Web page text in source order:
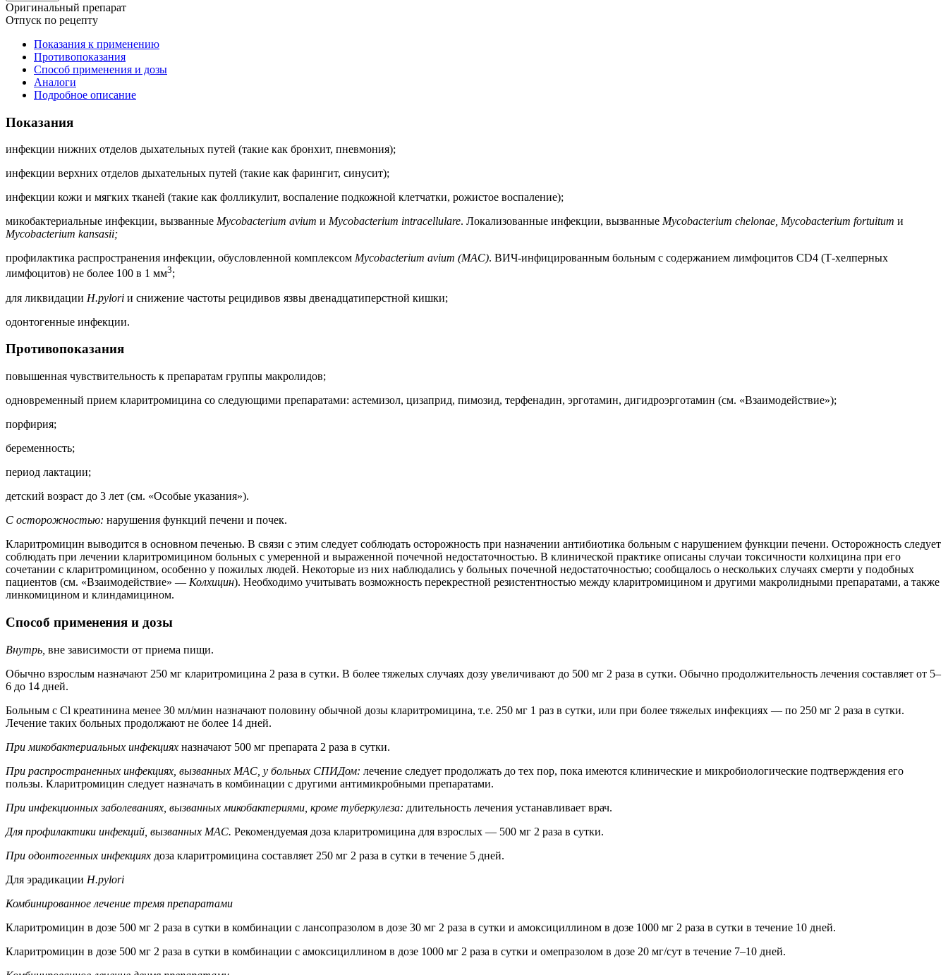
Оригинальный препарат
Отпуск по рецепту
Показания к применению
Противопоказания
Способ применения и дозы
Аналоги
Подробное описание
Показания
инфекции нижних отделов дыхательных путей (такие как бронхит, пневмония);
инфекции верхних отделов дыхательных путей (такие как фарингит, синусит);
инфекции кожи и мягких тканей (такие как фолликулит, воспаление подкожной клетчатки, рожистое воспаление);
микобактериальные инфекции, вызванные Mycobacterium avium и Mycobacterium intracellulare. Локализованные инфекции, вызванные Mycobacterium chelonae, Mycobacterium fortuitum и
Mycobacterium kansasii;
профилактика распространения инфекции, обусловленной комплексом Mycobacterium avium (MAC). ВИЧ-инфицированным больным с содержанием лимфоцитов CD4 (Т-хелперных
лимфоцитов) не более 100 в 1 мм3;
для ликвидации Н.pylori и снижение частоты рецидивов язвы двенадцатиперстной кишки;
одонтогенные инфекции.
Противопоказания
повышенная чувствительность к препаратам группы макролидов;
одновременный прием кларитромицина со следующими препаратами: астемизол, цизаприд, пимозид, терфенадин, эрготамин, дигидроэрготамин (см. «Взаимодействие»);
порфирия;
беременность;
период лактации;
детский возраст до 3 лет (см. «Особые указания»).
С осторожностью: нарушения функций печени и почек.
Кларитромицин выводится в основном печенью. В связи с этим следует соблюдать осторожность при назначении антибиотика больным с нарушением функции печени. Осторожность следует
соблюдать при лечении кларитромицином больных с умеренной и выраженной почечной недостаточностью. В клинической практике описаны случаи токсичности колхицина при его
сочетании с кларитромицином, особенно у пожилых людей. Некоторые из них наблюдались у больных почечной недостаточностью; сообщалось о нескольких случаях смерти у подобных
пациентов (см. «Взаимодействие» — Колхицин). Необходимо учитывать возможность перекрестной резистентностью между кларитромицином и другими макролидными препаратами, а также
линкомицином и клиндамицином.
Способ применения и дозы
Внутрь, вне зависимости от приема пищи.
Обычно взрослым назначают 250 мг кларитромицина 2 раза в сутки. В более тяжелых случаях дозу увеличивают до 500 мг 2 раза в сутки. Обычно продолжительность лечения составляет от 5–
6 до 14 дней.
Больным с Cl креатинина менее 30 мл/мин назначают половину обычной дозы кларитромицина, т.е. 250 мг 1 раз в сутки, или при более тяжелых инфекциях — по 250 мг 2 раза в сутки.
Лечение таких больных продолжают не более 14 дней.
При микобактериальных инфекциях назначают 500 мг препарата 2 раза в сутки.
При распространенных инфекциях, вызванных MAC, у больных СПИДом: лечение следует продолжать до тех пор, пока имеются клинические и микробиологические подтверждения его
пользы. Кларитромицин следует назначать в комбинации с другими антимикробными препаратами.
При инфекционных заболеваниях, вызванных микобактериями, кроме туберкулеза: длительность лечения устанавливает врач.
Для профилактики инфекций, вызванных MAC. Рекомендуемая доза кларитромицина для взрослых — 500 мг 2 раза в сутки.
При одонтогенных инфекциях доза кларитромицина составляет 250 мг 2 раза в сутки в течение 5 дней.
Для эрадикации H.pylori
Комбинированное лечение тремя препаратами
Кларитромицин в дозе 500 мг 2 раза в сутки в комбинации с лансопразолом в дозе 30 мг 2 раза в сутки и амоксициллином в дозе 1000 мг 2 раза в сутки в течение 10 дней.
Кларитромицин в дозе 500 мг 2 раза в сутки в комбинации с амоксициллином в дозе 1000 мг 2 раза в сутки и омепразолом в дозе 20 мг/сут в течение 7–10 дней.